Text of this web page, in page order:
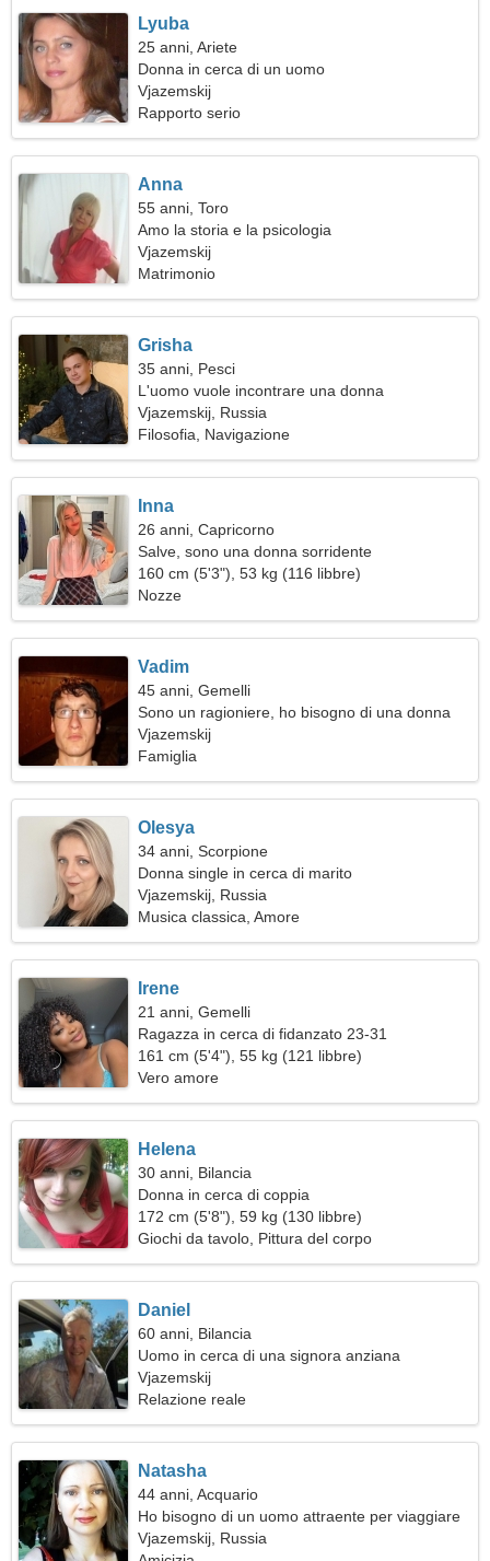
Lyuba
25 anni, Ariete
Donna in cerca di un uomo
Vjazemskij
Rapporto serio
Anna
55 anni, Toro
Amo la storia e la psicologia
Vjazemskij
Matrimonio
Grisha
35 anni, Pesci
L'uomo vuole incontrare una donna
Vjazemskij, Russia
Filosofia, Navigazione
Inna
26 anni, Capricorno
Salve, sono una donna sorridente
160 cm (5'3"), 53 kg (116 libbre)
Nozze
Vadim
45 anni, Gemelli
Sono un ragioniere, ho bisogno di una donna
straordinaria
Vjazemskij
Famiglia
Olesya
34 anni, Scorpione
Donna single in cerca di marito
Vjazemskij, Russia
Musica classica, Amore
Irene
21 anni, Gemelli
Ragazza in cerca di fidanzato 23-31
161 cm (5'4"), 55 kg (121 libbre)
Vero amore
Helena
30 anni, Bilancia
Donna in cerca di coppia
172 cm (5'8"), 59 kg (130 libbre)
Giochi da tavolo, Pittura del corpo
Daniel
60 anni, Bilancia
Uomo in cerca di una signora anziana
Vjazemskij
Relazione reale
Natasha
44 anni, Acquario
Ho bisogno di un uomo attraente per viaggiare
Vjazemskij, Russia